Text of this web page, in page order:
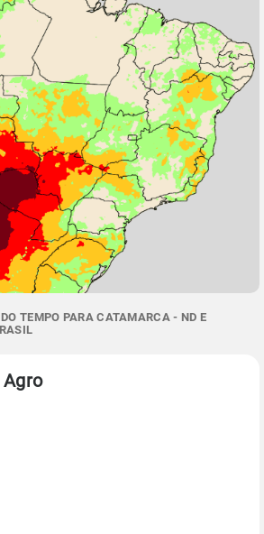
TEMPO PARA CATAMARCA - ND E